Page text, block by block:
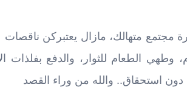
مجتمع متهالك، مازال يعتبركن
الطعام للثوار، والدفع بفلذات
استحقاق.. والله من وراء القصد